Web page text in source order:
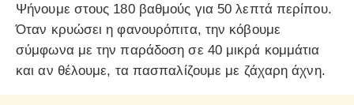
Ψήνουμε στους 180 βαθμούς για 50 λεπτά περίπου.
Όταν κρυώσει η φανουρόπιτα, την κόβουμε
σύμφωνα με την παράδοση σε 40 μικρά κομμάτια
και αν θέλουμε, τα πασπαλίζουμε με ζάχαρη άχνη.